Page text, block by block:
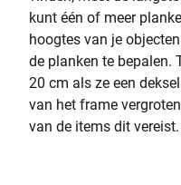
kunt één of meer
hoogtes van je
de planken te bepalen.
20 cm als ze een
van het frame
van de items dit vereist.